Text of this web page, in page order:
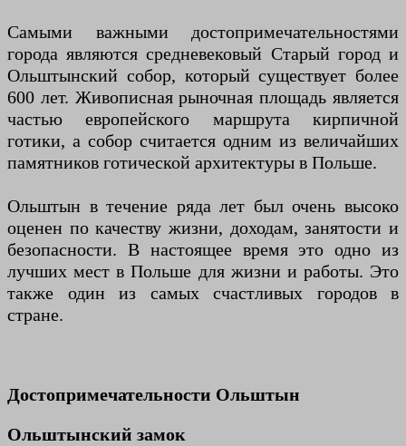
Самыми важными достопримечательностями
города являются средневековый Старый город и
Ольштынский собор, который существует более
600 лет. Живописная рыночная площадь является
частью европейского маршрута кирпичной
готики, а собор считается одним из величайших
памятников готической архитектуры в Польше.
Ольштын в течение ряда лет был очень высоко
оценен по качеству жизни, доходам, занятости и
безопасности. В настоящее время это одно из
лучших мест в Польше для жизни и работы. Это
также один из самых счастливых городов в
стране.
Достопримечательности Ольштын
Ольштынский замок